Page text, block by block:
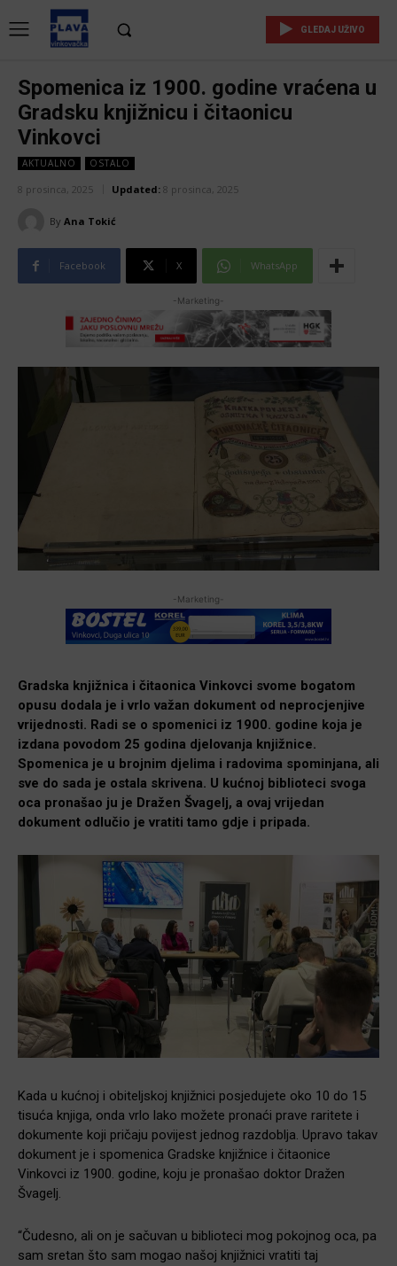
GLEDAJ UŽIVO
Spomenica iz 1900. godine vraćena u
Gradsku knjižnicu i čitaonicu
Vinkovci
AKTUALNO OSTALO
8 prosinca, 2025 Updated: 8 prosinca, 2025
By Ana Tokić
Facebook X WhatsApp
-Marketing-
-Marketing-
Gradska knjižnica i čitaonica Vinkovci svome bogatom
opusu dodala je i vrlo važan dokument od neprocjenjive
vrijednosti. Radi se o spomenici iz 1900. godine koja je
izdana povodom 25 godina djelovanja knjižnice.
Spomenica je u brojnim djelima i radovima spominjana, ali
sve do sada je ostala skrivena. U kućnoj biblioteci svoga
oca pronašao ju je Dražen Švagelj, a ovaj vrijedan
dokument odlučio je vratiti tamo gdje i pripada.
Kada u kućnoj i obiteljskoj knjižnici posjedujete oko 10 do 15
tisuća knjiga, onda vrlo lako možete pronaći prave raritete i
dokumente koji pričaju povijest jednog razdoblja. Upravo takav
dokument je i spomenica Gradske knjižnice i čitaonice
Vinkovci iz 1900. godine, koju je pronašao doktor Dražen
Švagelj.
“Čudesno, ali on je sačuvan u biblioteci mog pokojnog oca, pa
sam sretan što sam mogao našoj knjižnici vratiti taj